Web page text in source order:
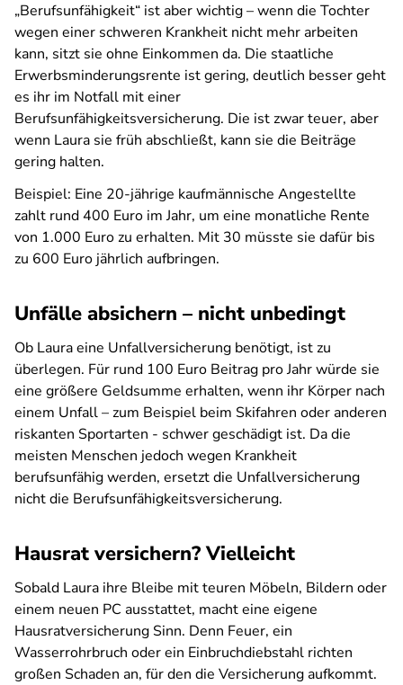
„Berufsunfähigkeit“ ist aber wichtig – wenn die Tochter
wegen einer schweren Krankheit nicht mehr arbeiten
kann, sitzt sie ohne Einkommen da. Die staatliche
Erwerbsminderungsrente ist gering, deutlich besser geht
es ihr im Notfall mit einer
Berufsunfähigkeitsversicherung. Die ist zwar teuer, aber
wenn Laura sie früh abschließt, kann sie die Beiträge
gering halten.
Beispiel: Eine 20-jährige kaufmännische Angestellte
zahlt rund 400 Euro im Jahr, um eine monatliche Rente
von 1.000 Euro zu erhalten. Mit 30 müsste sie dafür bis
zu 600 Euro jährlich aufbringen.
Unfälle absichern – nicht unbedingt
Ob Laura eine Unfallversicherung benötigt, ist zu
überlegen. Für rund 100 Euro Beitrag pro Jahr würde sie
eine größere Geldsumme erhalten, wenn ihr Körper nach
einem Unfall – zum Beispiel beim Skifahren oder anderen
riskanten Sportarten - schwer geschädigt ist. Da die
meisten Menschen jedoch wegen Krankheit
berufsunfähig werden, ersetzt die Unfallversicherung
nicht die Berufsunfähigkeitsversicherung.
Hausrat versichern? Vielleicht
Sobald Laura ihre Bleibe mit teuren Möbeln, Bildern oder
einem neuen PC ausstattet, macht eine eigene
Hausratversicherung Sinn. Denn Feuer, ein
Wasserrohrbruch oder ein Einbruchdiebstahl richten
großen Schaden an, für den die Versicherung aufkommt.